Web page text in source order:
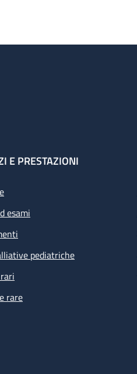
E PRESTAZIONI
esami
pediatriche
rare